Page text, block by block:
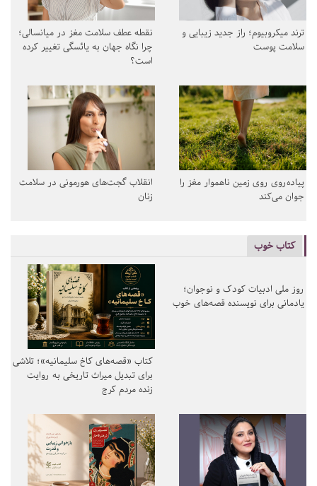
ترند میکروبیوم؛ راز جدید زیبایی و
سلامت پوست
نقطه عطف سلامت مغز در میانسالی؛
چرا نگاه جهان به یائسگی تغییر کرده
است؟
پیاده‌روی روی زمین ناهموار مغز را
جوان می‌کند
انقلاب گجت‌های هورمونی در سلامت
زنان
کتاب خوب
کتاب «قصه‌های کاخ سلیمانیه»؛ تلاشی
برای تبدیل میراث تاریخی به روایت
زنده مردم کرج